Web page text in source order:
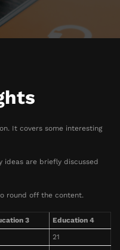
It covers some interesting
ideas are briefly discussed
round off the content.
3
Education 4
21